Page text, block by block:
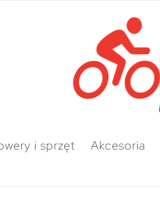
i sprzęt Akcesoria